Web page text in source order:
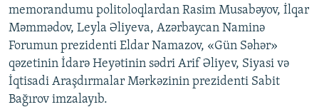
memorandumu politoloqlardan Rasim Musabəyov, İlqar
Məmmədov, Leyla Əliyeva, Azərbaycan Naminə
Forumun prezidenti Eldar Namazov, «Gün Səhər»
qəzetinin İdarə Heyətinin sədri Arif Əliyev, Siyasi və
İqtisadi Araşdırmalar Mərkəzinin prezidenti Sabit
Bağırov imzalayıb.